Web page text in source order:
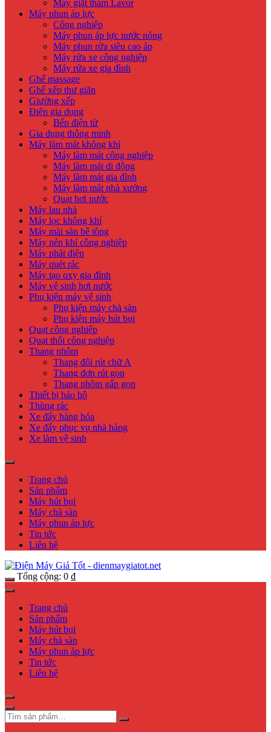
Máy giặt thảm Lavor
Máy phun áp lực
Công nghiệp
Máy phun áp lực nước nóng
Máy phun rửa siêu cao áp
Máy rửa xe công nghiệp
Máy rửa xe gia đình
Ghế massage
Ghế xếp thư giãn
Giường xếp
Điện gia dụng
Bếp điện từ
Gia dụng thông minh
Máy làm mát không khí
Máy làm mát công nghiệp
Máy làm mát di động
Máy làm mát gia đình
Máy làm mát nhà xưởng
Quạt hơi nước
Máy lau nhà
Máy lọc không khí
Máy mài sàn bê tông
Máy nén khí công nghiệp
Máy phát điện
Máy quét rác
Máy tạo oxy gia đình
Máy vệ sinh hơi nước
Phụ kiện máy vệ sinh
Phụ kiện máy chà sàn
Phụ kiện máy hút bụi
Quạt công nghiệp
Quạt thổi công nghiệp
Thang nhôm
Thang đôi rút chữ A
Thang đơn rút gọn
Thang nhôm gấp gọn
Thiết bị bảo hộ
Thùng rác
Xe đẩy hàng hóa
Xe đẩy phục vụ nhà hàng
Xe làm vệ sinh
Trang chủ
Sản phẩm
Máy hút bụi
Máy chà sàn
Máy phun áp lực
Tin tức
Liên hệ
Tổng cộng: 0 ₫
Trang chủ
Sản phẩm
Máy hút bụi
Máy chà sàn
Máy phun áp lực
Tin tức
Liên hệ